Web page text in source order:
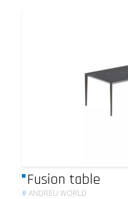
Fusion table
#ANDREU WORLD